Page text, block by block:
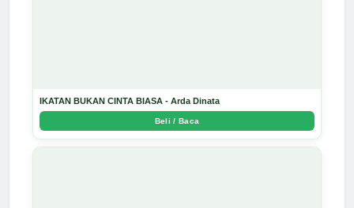
IKATAN BUKAN CINTA BIASA - Arda Dinata
Beli / Baca